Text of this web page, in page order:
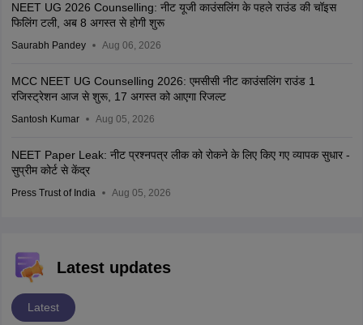
NEET UG 2026 Counselling: नीट यूजी काउंसलिंग के पहले राउंड की चॉइस
फिलिंग टली, अब 8 अगस्त से होगी शुरू
Saurabh Pandey Aug 06, 2026
MCC NEET UG Counselling 2026: एमसीसी नीट काउंसलिंग राउंड 1
रजिस्ट्रेशन आज से शुरू, 17 अगस्त को आएगा रिजल्ट
Santosh Kumar Aug 05, 2026
NEET Paper Leak: नीट प्रश्नपत्र लीक को रोकने के लिए किए गए व्यापक सुधार -
सुप्रीम कोर्ट से केंद्र
Press Trust of India Aug 05, 2026
Latest updates
Latest